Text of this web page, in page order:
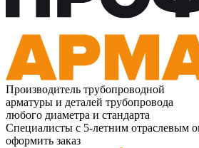
Производитель трубопроводной
арматуры и деталей трубопровода
любого диаметра и стандарта
Специалисты с 5-летним отраслевым
оформить заказ